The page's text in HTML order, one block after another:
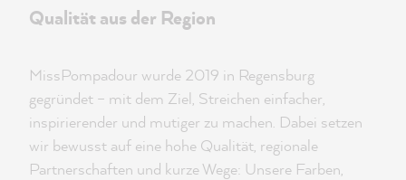
Qualität aus der Region
MissPompadour wurde 2019 in Regensburg
gegründet – mit dem Ziel, Streichen einfacher,
inspirierender und mutiger zu machen. Dabei setzen
wir bewusst auf eine hohe Qualität, regionale
Partnerschaften und kurze Wege: Unsere Farben,